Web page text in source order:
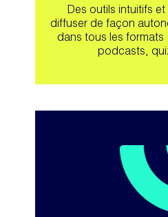
Des outils intuitifs
diffuser de façon
dans tous les formats
podcasts,